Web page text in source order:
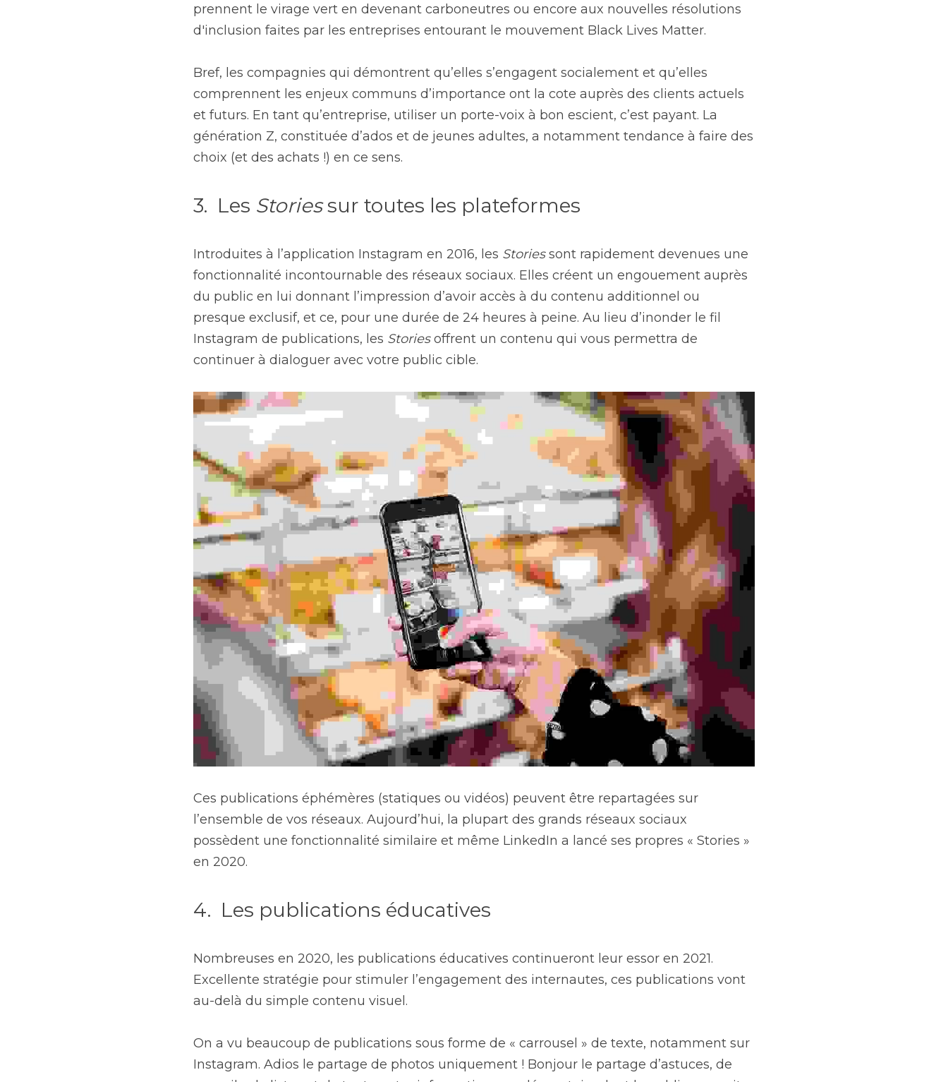
prennent le virage vert en devenant carboneutres ou encore aux nouvelles résolutions
d'inclusion faites par les entreprises entourant le mouvement Black Lives Matter.
Bref, les compagnies qui démontrent qu’elles s’engagent socialement et qu’elles
comprennent les enjeux communs d’importance ont la cote auprès des clients actuels
et futurs. En tant qu’entreprise, utiliser un porte-voix à bon escient, c’est payant. La
génération Z, constituée d’ados et de jeunes adultes, a notamment tendance à faire des
choix (et des achats !) en ce sens.
3.  Les Stories sur toutes les plateformes
Introduites à l’application Instagram en 2016, les Stories sont rapidement devenues une
fonctionnalité incontournable des réseaux sociaux. Elles créent un engouement auprès
du public en lui donnant l’impression d’avoir accès à du contenu additionnel ou
presque exclusif, et ce, pour une durée de 24 heures à peine. Au lieu d’inonder le fil
Instagram de publications, les Stories offrent un contenu qui vous permettra de
continuer à dialoguer avec votre public cible.
Ces publications éphémères (statiques ou vidéos) peuvent être repartagées sur
l’ensemble de vos réseaux. Aujourd’hui, la plupart des grands réseaux sociaux
possèdent une fonctionnalité similaire et même LinkedIn a lancé ses propres « Stories »
en 2020.
4.  Les publications éducatives
Nombreuses en 2020, les publications éducatives continueront leur essor en 2021.
Excellente stratégie pour stimuler l’engagement des internautes, ces publications vont
au-delà du simple contenu visuel.
On a vu beaucoup de publications sous forme de « carrousel » de texte, notamment sur
Instagram. Adios le partage de photos uniquement ! Bonjour le partage d’astuces, de